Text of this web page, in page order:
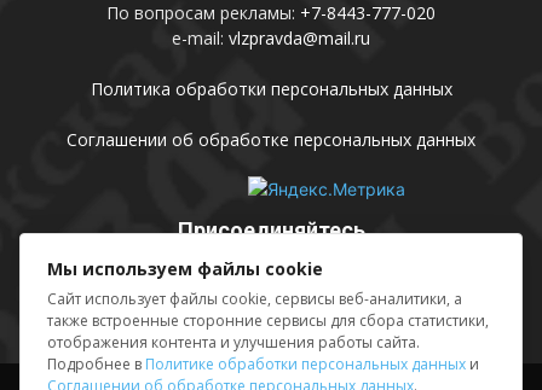
По вопросам рекламы: +7-8443-777-020
e-mail: vlzpravda@mail.ru
Политика обработки персональных данных
Соглашении об обработке персональных данных
Присоединяйтесь
Мы используем файлы cookie
Сайт использует файлы cookie, сервисы веб-аналитики, а
также встроенные сторонние сервисы для сбора статистики,
отображения контента и улучшения работы сайта.
Подробнее в Политике обработки персональных данных и
Соглашении об обработке персональных данных.